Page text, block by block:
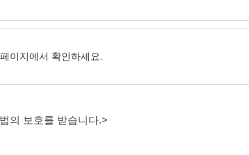
이지에서 확인하세요.
의 보호를 받습니다.>